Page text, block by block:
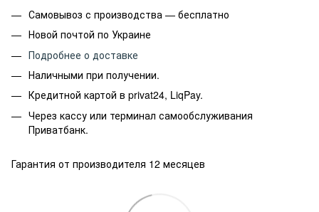
Самовывоз с производства — бесплатно
Новой почтой по Украине
Подробнее о доставке
Наличными при получении.
Кредитной картой в privat24, LiqPay.
Через кассу или терминал самообслуживания
Приватбанк.
Гарантия от производителя 12 месяцев